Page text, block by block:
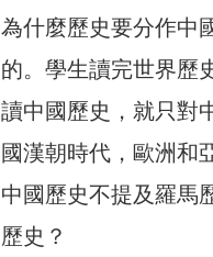
為什麼歷史要分作中
的。學生讀完世界歷
讀中國歷史，就只對
國漢朝時代，歐洲和
中國歷史不提及羅馬
歷史？